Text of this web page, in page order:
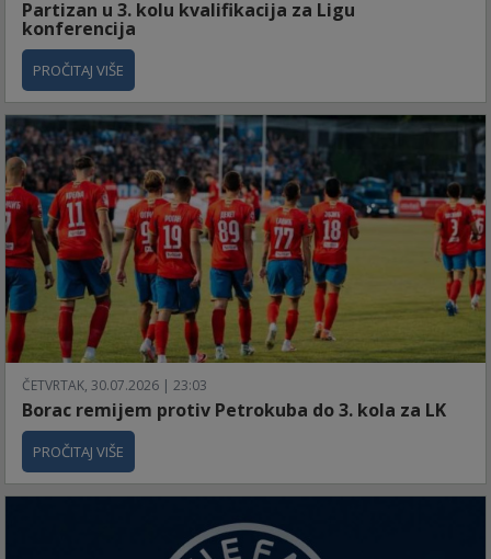
Partizan u 3. kolu kvalifikacija za Ligu
konferencija
PROČITAJ VIŠE
ČETVRTAK, 30.07.2026 | 23:03
Borac remijem protiv Petrokuba do 3. kola za LK
PROČITAJ VIŠE